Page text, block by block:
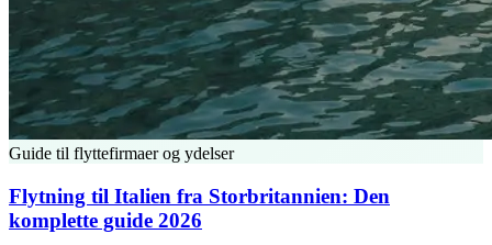
Guide til flyttefirmaer og ydelser
Flytning til Italien fra Storbritannien: Den
komplette guide 2026